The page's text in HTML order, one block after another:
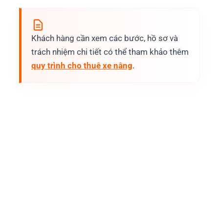
Khách hàng cần xem các bước, hồ sơ và
trách nhiệm chi tiết có thể tham khảo thêm
quy trình cho thuê xe nâng.